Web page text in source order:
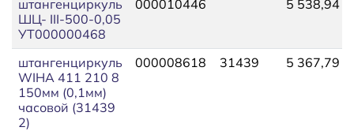
штангенциркуль
ШЦ- III-500-0,05
УТ000000468
000010446 5 538,94
штангенциркуль
WIHA 411 210 8
150мм (0,1мм)
часовой (31439
2)
000008618 31439 5 367,79